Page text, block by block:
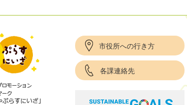
市役所への行き方
各課連絡先